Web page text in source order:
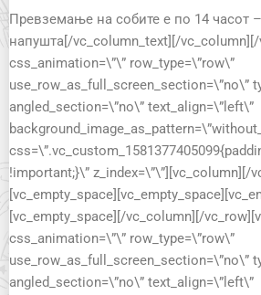
Превземање на собите е по 14 часот
напушта[/vc_column_text][/
css_animation=\”\” row_type=\”row\”
use_row_as_full_screen_section=\”no\”
angled_section=\”no\” text_align=\”left\”
!important;}\” z_index=\”\”][vc_column][/
[vc_empty_space][/vc_column][/
css_animation=\”\” row_type=\”row\”
use_row_as_full_screen_section=\”no\”
angled_section=\”no\” text_align=\”left\”